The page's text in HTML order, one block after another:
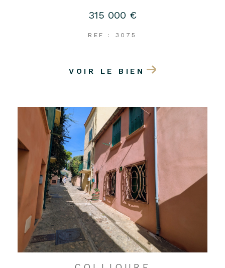
315 000 €
REF : 3075
VOIR LE BIEN